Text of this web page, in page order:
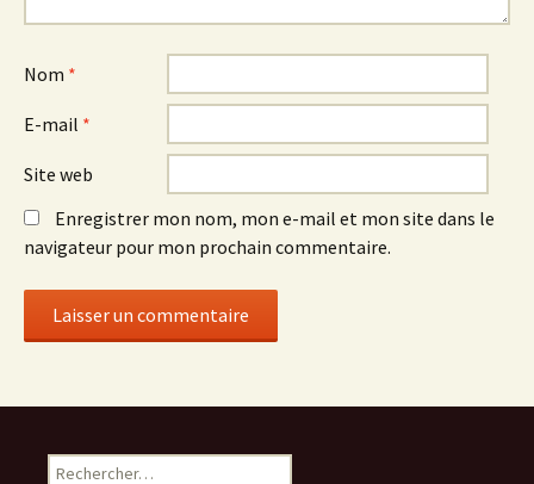
Nom *
E-mail *
Site web
Enregistrer mon nom, mon e-mail et mon site dans le
navigateur pour mon prochain commentaire.
Rechercher :